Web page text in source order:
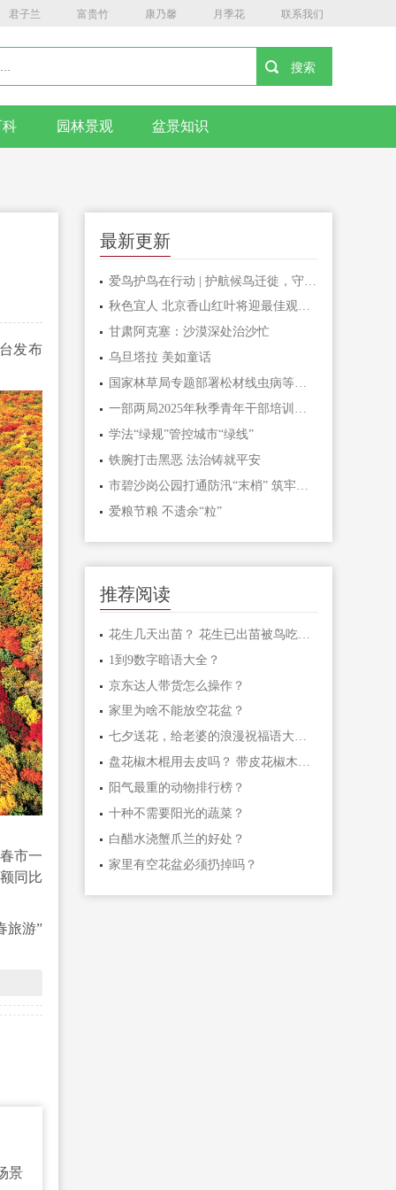
君子兰 富贵竹 康乃馨 月季花 联系我们
科 园林景观 盆景知识
发布
市一
同比
旅游”
景
最新更新
秋色宜人 北京香山红叶将迎最佳观赏期
甘肃阿克塞：沙漠深处治沙忙
乌旦塔拉 美如童话
国家林草局专题部署松材线虫病等疫情防控工作
一部两局2025年秋季青年干部培训班和处级干部进修班开班
学法“绿规”管控城市“绿线”
铁腕打击黑恶 法治铸就平安
市碧沙岗公园打通防汛“末梢” 筑牢生态安全屏障
爱粮节粮 不遗余“粒”
推荐阅读
花生几天出苗？ 花生已出苗被鸟吃怎么办？
1到9数字暗语大全？
京东达人带货怎么操作？
家里为啥不能放空花盆？
七夕送花，给老婆的浪漫祝福语大汇总
盘花椒木棍用去皮吗？ 带皮花椒木棍怎样盘玩？
阳气最重的动物排行榜？
十种不需要阳光的蔬菜？
白醋水浇蟹爪兰的好处？
家里有空花盆必须扔掉吗？